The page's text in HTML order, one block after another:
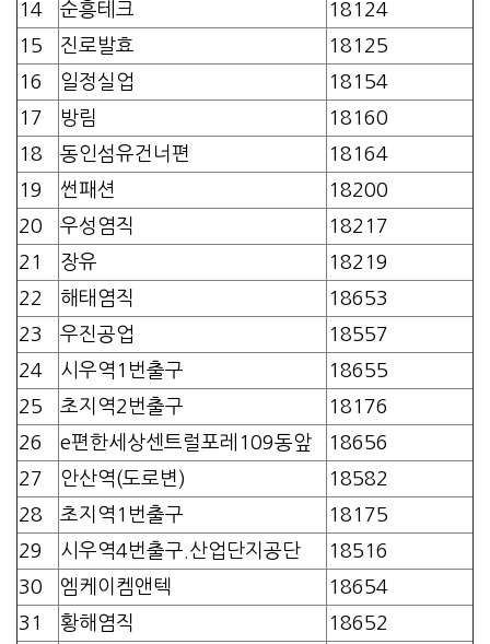
14
순흥테크
18124
15
진로발효
18125
16
일정실업
18154
17
방림
18160
18
동인섬유건너편
18164
19
썬패션
18200
20
우성염직
18217
21
장유
18219
22
해태염직
18653
23
우진공업
18557
24
시우역1번출구
18655
25
초지역2번출구
18176
26
e편한세상센트럴포레109동앞
18656
27
안산역(도로변)
18582
28
초지역1번출구
18175
29
시우역4번출구.산업단지공단
18516
30
엠케이켐앤텍
18654
31
황해염직
18652